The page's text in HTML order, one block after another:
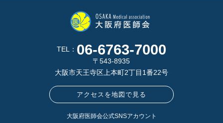
TEL： 06-6763-7000
〒543-8935
大阪市天王寺区上本町2丁目1番22号
アクセスを地図で見る
大阪府医師会公式SNSアカウント